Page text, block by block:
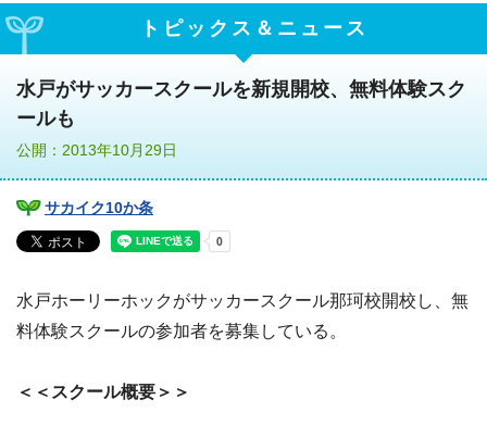
トピックス＆ニュース
水戸がサッカースクールを新規開校、無料体験スク
ールも
公開：2013年10月29日
サカイク10か条
水戸ホーリーホックがサッカースクール那珂校開校し、無
料体験スクールの参加者を募集している。
＜＜スクール概要＞＞